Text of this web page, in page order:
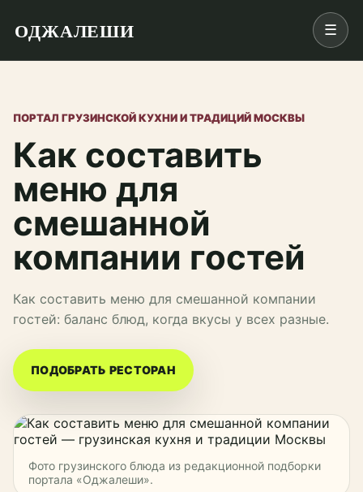
ОДЖАЛЕШИ ☰
ПОРТАЛ ГРУЗИНСКОЙ КУХНИ И ТРАДИЦИЙ МОСКВЫ
Как составить
меню для
смешанной
компании гостей
Как составить меню для смешанной компании
гостей: баланс блюд, когда вкусы у всех разные.
ПОДОБРАТЬ РЕСТОРАН
Фото грузинского блюда из редакционной подборки
портала «Оджалеши».